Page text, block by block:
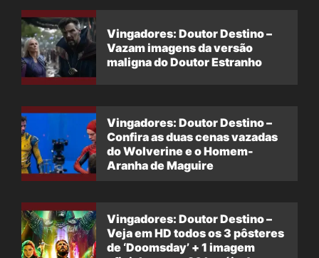
Vingadores: Doutor Destino –
Vazam imagens da versão
maligna do Doutor Estranho
Vingadores: Doutor Destino –
Confira as duas cenas vazadas
do Wolverine e o Homem-
Aranha de Maguire
Vingadores: Doutor Destino –
Veja em HD todos os 3 pôsteres
de ‘Doomsday’ + 1 imagem